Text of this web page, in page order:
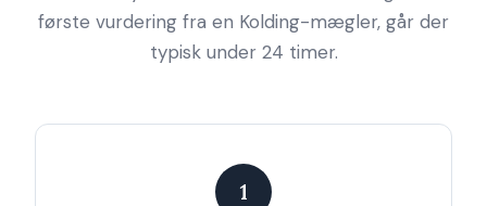
første vurdering fra en Kolding-mægler, går der
typisk under 24 timer.
1